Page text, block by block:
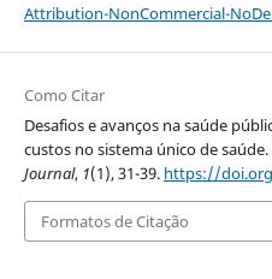
Attribution-NonCommercial-
Como Citar
Desafios e avanços na saúde
custos no sistema único de saúde.
Journal, 1(1), 31-39. https://
Formatos de Citação